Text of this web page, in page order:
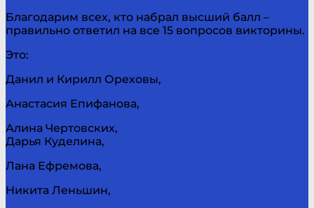
Благодарим всех, кто набрал высший балл –
правильно ответил на все 15 вопросов викторины.
Это:
Данил и Кирилл Ореховы,
Анастасия Епифанова,
Алина Чертовских,
Дарья Куделина,
Лана Ефремова,
Никита Леньшин,